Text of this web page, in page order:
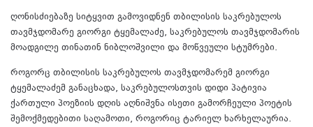
ღონისძიებაზე სიტყვით გამოვიდნენ თბილისის საკრებულოს
თავმჯდომარე გიორგი ტყემალაძე, საკრებულოს თავმჯდომარის
მოადგილე თინათინ ნიბლოშვილი და მოწვეული სტუმრები.
როგორც თბილისის საკრებულოს თავმჯდომარემ გიორგი
ტყემალაძემ განაცხადა, საკრებულოსთვის დიდი პატივია
ქართული პოეზიის დღის აღნიშვნა ისეთი გამორჩეული პოეტის
შემოქმედებითი საღამოთი, როგორიც ტარიელ ხარხელაურია.